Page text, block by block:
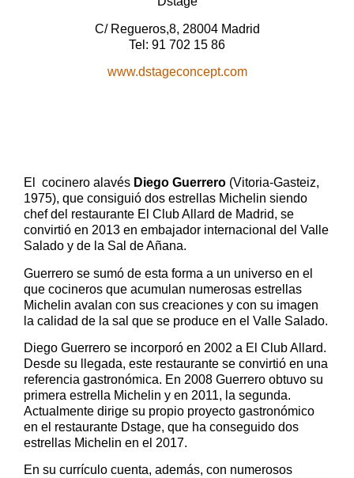
C/ Regueros,8, 28004 Madrid
Tel: 91 702 15 86
www.dstageconcept.com
El cocinero alavés Diego Guerrero (Vitoria-Gasteiz,
1975), que consiguió dos estrellas Michelin siendo
chef del restaurante El Club Allard de Madrid, se
convirtió en 2013 en embajador internacional del Valle
Salado y de la Sal de Añana.
Guerrero se sumó de esta forma a un universo en el
que cocineros que acumulan numerosas estrellas
Michelin avalan con sus creaciones y con su imagen
la calidad de la sal que se produce en el Valle Salado.
Diego Guerrero se incorporó en 2002 a El Club Allard.
Desde su llegada, este restaurante se convirtió en una
referencia gastronómica. En 2008 Guerrero obtuvo su
primera estrella Michelin y en 2011, la segunda.
Actualmente dirige su propio proyecto gastronómico
en el restaurante Dstage, que ha conseguido dos
estrellas Michelin en el 2017.
En su currículo cuenta, además, con numerosos